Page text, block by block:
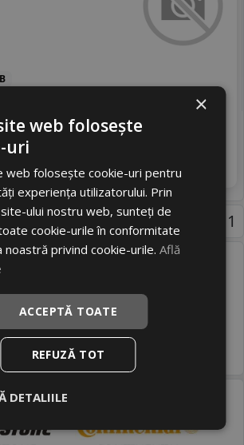
*
10 %
Ultima bucata!
livrare 2/3 zile
Adauga in cos
Pagina 1
anvelope:
235/45 R17
165/70 R13 Mai multe
×
web folosește
uri
web folosește cookie-uri pentru
experiența utilizatorului. Prin
ului nostru web, sunteți de
cookie-urile în conformitate
noastră privind cookie-urile.Află
ACCEPTĂ TOATE
REFUZĂ TOT
DETALIILE